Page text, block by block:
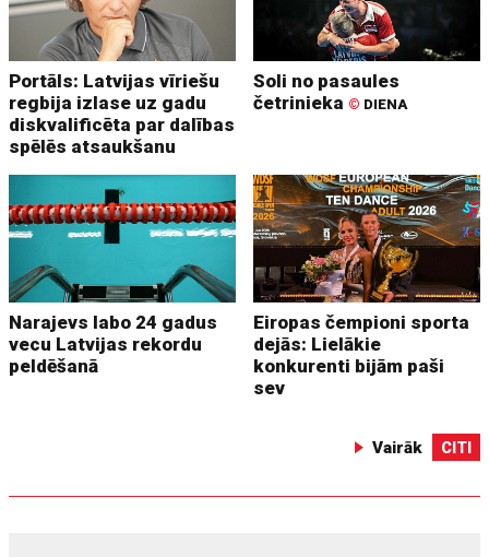
Portāls: Latvijas vīriešu
regbija izlase uz gadu
diskvalificēta par dalības
spēlēs atsaukšanu
Soli no pasaules
četrinieka © DIENA
Narajevs labo 24 gadus
vecu Latvijas rekordu
peldēšanā
Eiropas čempioni sporta
dejās: Lielākie
konkurenti bijām paši
sev
Vairāk CITI